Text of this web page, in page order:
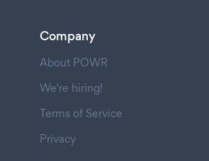
Company
About POWR
We're hiring!
Terms of Service
Privacy